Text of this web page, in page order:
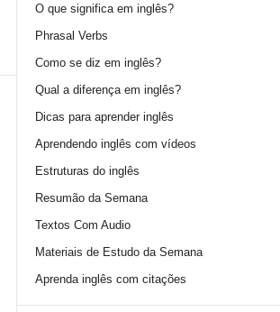
O que significa em inglês?
Phrasal Verbs
Como se diz em inglês?
Qual a diferença em inglês?
Dicas para aprender inglês
Aprendendo inglês com vídeos
Estruturas do inglês
Resumão da Semana
Textos Com Audio
Materiais de Estudo da Semana
Aprenda inglês com citações